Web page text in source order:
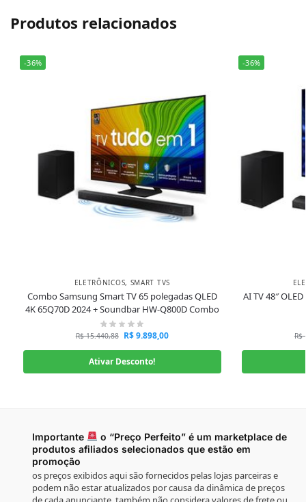
Produtos relacionados
-36%
ELETRÔNICOS, SMART TVS
Combo Samsung Smart TV 65 polegadas QLED
4K 65Q70D 2024 + Soundbar HW-Q800D Combo
R$15.440,88 R$9.898,00
Ativar Desconto!
-36%
AI TV 48″
R$
Importante
o “Preço Perfeito” é um marketplace de
produtos afiliados selecionados que estão em
promoção
os preços exibidos aqui são fornecidos pelas lojas parceiras e
podem não estar atualizados por causa da dinâmica de preços